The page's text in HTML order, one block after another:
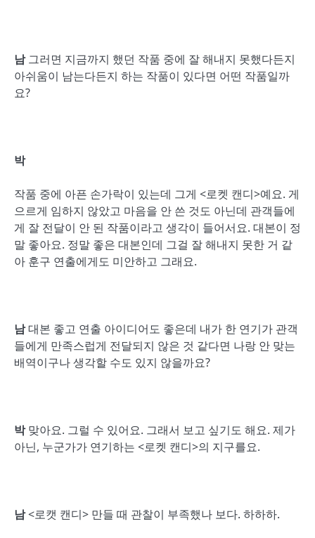
남그러면 지금까지 했던 작품 중에 잘 해내지 못했다든지
아쉬움이 남는다든지 하는 작품이 있다면 어떤 작품일까
요?
박
작품 중에 아픈 손가락이 있는데 그게 <로켓 캔디>예요. 게
으르게 임하지 않았고 마음을 안 쓴 것도 아닌데 관객들에
게 잘 전달이 안 된 작품이라고 생각이 들어서요. 대본이 정
말 좋아요. 정말 좋은 대본인데 그걸 잘 해내지 못한 거 같
아 훈구 연출에게도 미안하고 그래요.
남대본 좋고 연출 아이디어도 좋은데 내가 한 연기가 관객
들에게 만족스럽게 전달되지 않은 것 같다면 나랑 안 맞는
배역이구나 생각할 수도 있지 않을까요?
박맞아요. 그럴 수 있어요. 그래서 보고 싶기도 해요. 제가
아닌, 누군가가 연기하는 <로켓 캔디>의 지구를요.
남<로캣 캔디> 만들 때 관찰이 부족했나 보다. 하하하.